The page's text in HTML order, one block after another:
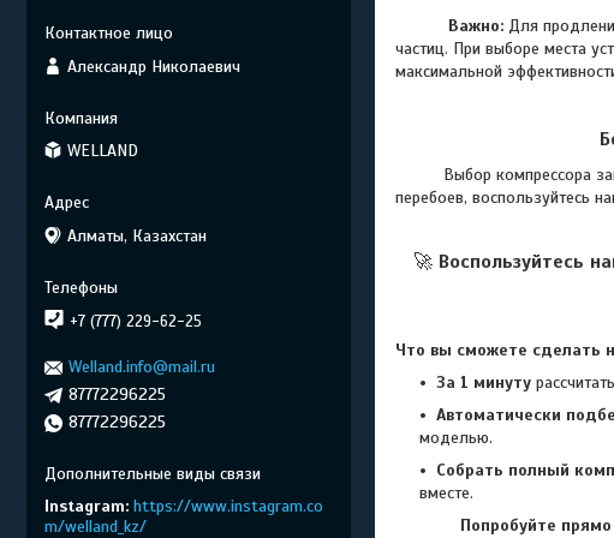
Важно: Для
частиц. При выборе места
максимальной
Выбор компрессора
перебоев, воспользуйтесь
🚀 Воспользуйтесь
Что вы сможете сделать
За 1 минуту
Автоматически
моделью.
Собрать полный
вместе.
Попробуйте
Александр Николаевич
WELLAND
Алматы, Казахстан
+7 (777) 229-62-25
Welland.info@mail.ru
87772296225
87772296225
Instagram https://www.instagram.co
m/welland_kz/